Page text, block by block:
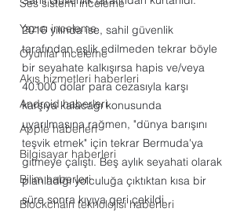
Ses sistemi inceleme
Yazıcı inceleme
Oyunlar inceleme
Akış hizmetleri haberleri
Android haberleri
Apple haberleri
Bilgisayar haberleri
Bilim haberleri
Blockchain teknolojisi haberleri
2016 yılında ise, sahil güvenlik
tarafından eşlik edilmeden tekrar böyle
bir seyahate kalkışırsa hapis ve/veya
40.000 dolar para cezasıyla karşı
karşıya kalacağı konusunda
uyarılmasına rağmen, "dünya barışını
teşvik etmek" için tekrar Bermuda'ya
gitmeye çalıştı. Beş aylık seyahati olarak
planladığı yolculuğa çıktıktan kısa bir
süre sonra kıyıya geri çekildi.